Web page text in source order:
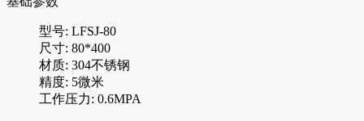
型号: LFSJ-80
尺寸: 80*400
材质: 304不锈钢
精度: 5微米
工作压力: 0.6MPA